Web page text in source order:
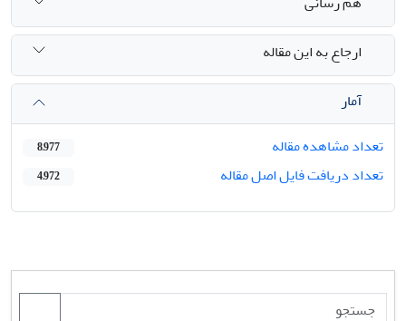
ارجاع به این مقاله
آمار
تعداد مشاهده مقاله
8,977
تعداد دریافت فایل اصل مقاله 4,972